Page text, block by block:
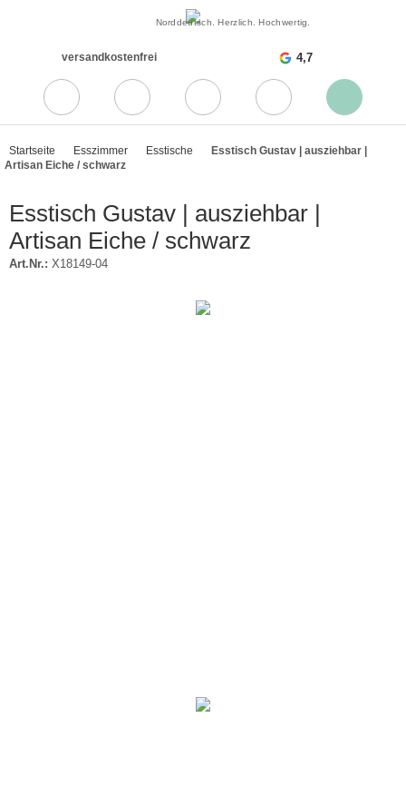
Norddeutsch. Herzlich. Hochwertig.
versandkostenfrei 4,7
Startseite Esszimmer Esstische
Esstisch Gustav | ausziehbar |
Artisan Eiche / schwarz
Esstisch Gustav | ausziehbar |
Artisan Eiche / schwarz
Art.Nr.: X18149-04